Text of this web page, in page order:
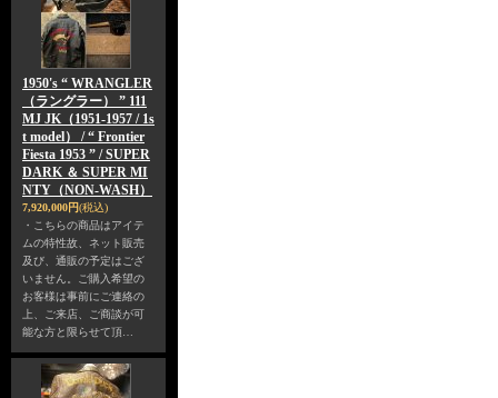
1950's “ WRANGLER
（ラングラー） ” 111
MJ JK（1951-1957 / 1s
t model） / “ Frontier
Fiesta 1953 ” / SUPER
DARK ＆ SUPER MI
NTY（NON-WASH）
7,920,000円(税込)
・こちらの商品はアイテ
ムの特性故、ネット販売
及び、通販の予定はござ
いません。ご購入希望の
お客様は事前にご連絡の
上、ご来店、ご商談が可
能な方と限らせて頂…